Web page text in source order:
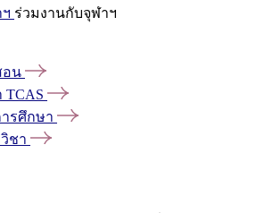
ร่วมงานกับจุฬาฯ
อน
TCAS
รศึกษา
ชา